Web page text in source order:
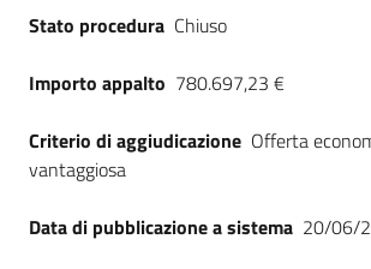
Stato procedura Chiuso
Importo appalto 780.697,23 €
Criterio di aggiudicazione Offerta
vantaggiosa
Data di pubblicazione a sistema 20/06/